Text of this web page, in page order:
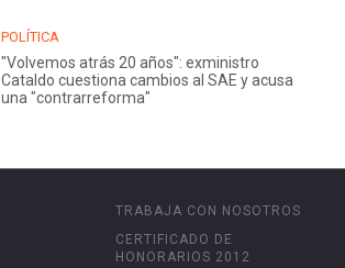
POLÍTICA
"Volvemos atrás 20 años": exministro
Cataldo cuestiona cambios al SAE y acusa
una "contrarreforma"
TRABAJA CON NOSOTROS
CERTIFICADO DE
HONORARIOS 2012